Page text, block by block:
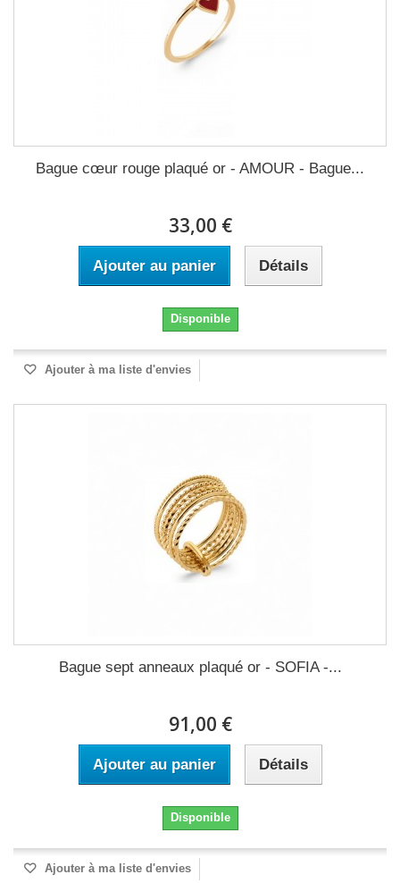
Bague cœur rouge plaqué or - AMOUR - Bague...
33,00 €
Ajouter au panier Détails
Disponible
Ajouter à ma liste d'envies
Bague sept anneaux plaqué or - SOFIA -...
91,00 €
Ajouter au panier Détails
Disponible
Ajouter à ma liste d'envies